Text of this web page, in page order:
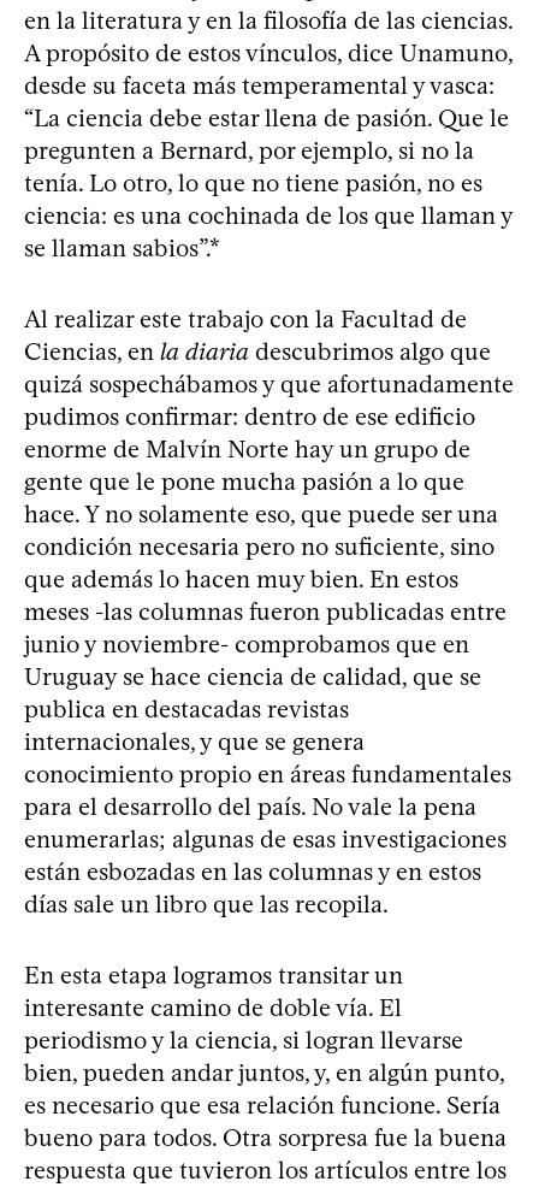
en la literatura y en la filosofía de las ciencias.
A propósito de estos vínculos, dice Unamuno,
desde su faceta más temperamental y vasca:
“La ciencia debe estar llena de pasión. Que le
pregunten a Bernard, por ejemplo, si no la
tenía. Lo otro, lo que no tiene pasión, no es
ciencia: es una cochinada de los que llaman y
se llaman sabios”.*
Al realizar este trabajo con la Facultad de
Ciencias, en la diaria descubrimos algo que
quizá sospechábamos y que afortunadamente
pudimos confirmar: dentro de ese edificio
enorme de Malvín Norte hay un grupo de
gente que le pone mucha pasión a lo que
hace. Y no solamente eso, que puede ser una
condición necesaria pero no suficiente, sino
que además lo hacen muy bien. En estos
meses -las columnas fueron publicadas entre
junio y noviembre- comprobamos que en
Uruguay se hace ciencia de calidad, que se
publica en destacadas revistas
internacionales, y que se genera
conocimiento propio en áreas fundamentales
para el desarrollo del país. No vale la pena
enumerarlas; algunas de esas investigaciones
están esbozadas en las columnas y en estos
días sale un libro que las recopila.
En esta etapa logramos transitar un
interesante camino de doble vía. El
periodismo y la ciencia, si logran llevarse
bien, pueden andar juntos, y, en algún punto,
es necesario que esa relación funcione. Sería
bueno para todos. Otra sorpresa fue la buena
respuesta que tuvieron los artículos entre los